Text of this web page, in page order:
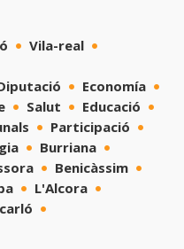
Vila-real
Economía
Salut
Educació
Participació
Burriana
Benicàssim
L'Alcora